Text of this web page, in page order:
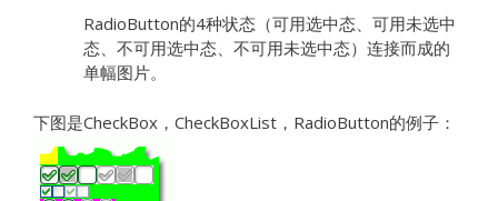
RadioButton的4种状态（可用选中态、可用未选中
态、不可用选中态、不可用未选中态）连接而成的
单幅图片。
下图是CheckBox，CheckBoxList，RadioButton的例子：